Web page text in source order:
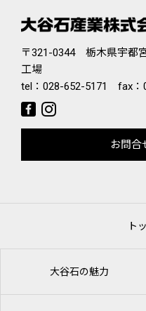
〒321-0344 栃木県宇都
工場
tel： 028-652-5171 fax：
お問合
ト
大谷石の魅力